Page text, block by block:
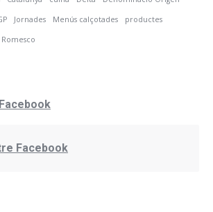
Jornades Menús calçotades productes
Romesco
Facebook